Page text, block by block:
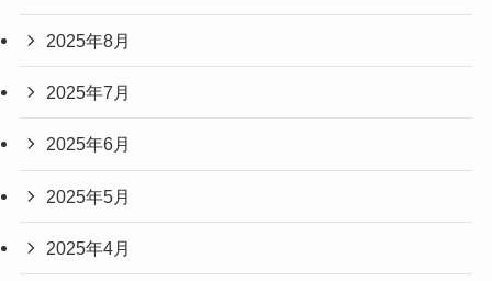
2025年8月
2025年7月
2025年6月
2025年5月
2025年4月